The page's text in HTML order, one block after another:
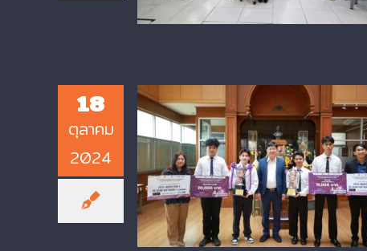
18
ตุลาคม
2024
KMUTNB CIT Students Win Top
Prizes in Robotics and
Automation Competition at
didacta Asia 2024